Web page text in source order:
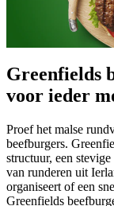
Greenfields
voor ieder
Proef het malse
beefburgers.
structuur, een
van runderen uit
organiseert of een
Greenfields